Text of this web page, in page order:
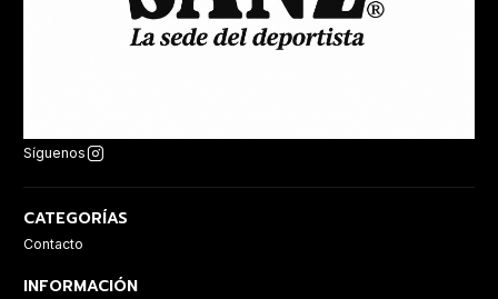
Síguenos
CATEGORÍAS
Contacto
INFORMACIÓN